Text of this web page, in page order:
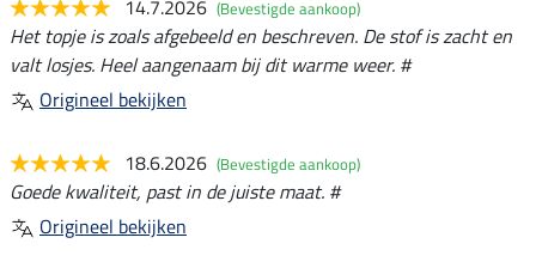
14.7.2026 (Bevestigde aankoop)
Het topje is zoals afgebeeld en beschreven. De stof is zacht en
valt losjes. Heel aangenaam bij dit warme weer. #
Origineel bekijken
18.6.2026 (Bevestigde aankoop)
Goede kwaliteit, past in de juiste maat. #
Origineel bekijken